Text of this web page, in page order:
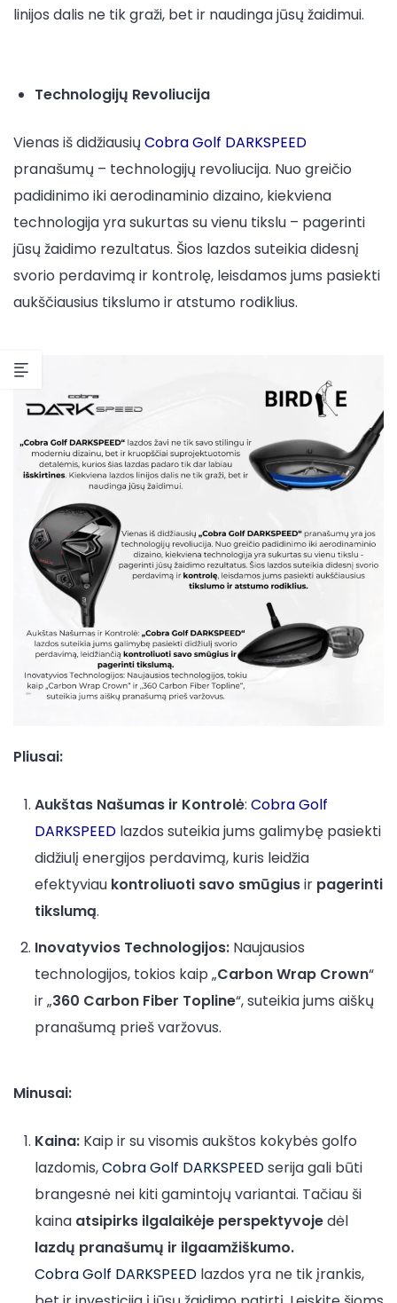
linijos dalis ne tik graži, bet ir naudinga jūsų žaidimui.
Technologijų Revoliucija
Vienas iš didžiausių Cobra Golf DARKSPEED
pranašumų – technologijų revoliucija. Nuo greičio
padidinimo iki aerodinaminio dizaino, kiekviena
technologija yra sukurtas su vienu tikslu – pagerinti
jūsų žaidimo rezultatus. Šios lazdos suteikia didesnį
svorio perdavimą ir kontrolę, leisdamos jums pasiekti
aukščiausius tikslumo ir atstumo rodiklius.
Pliusai:
Aukštas Našumas ir Kontrolė: Cobra Golf
DARKSPEED lazdos suteikia jums galimybę pasiekti
didžiulį energijos perdavimą, kuris leidžia
efektyviau kontroliuoti savo smūgiusir pagerinti
tikslumą.
Inovatyvios Technologijos: Naujausios
technologijos, tokios kaip „Carbon Wrap Crown“
ir „360 Carbon Fiber Topline“, suteikia jums aiškų
pranašumą prieš varžovus.
Minusai:
Kaina: Kaip ir su visomis aukštos kokybės golfo
lazdomis,Cobra Golf DARKSPEEDserija gali būti
brangesnė nei kiti gamintojų variantai. Tačiau ši
kaina atsipirks ilgalaikėje perspektyvojedėl
lazdų pranašumų ir ilgaamžiškumo.
Cobra Golf DARKSPEED lazdos yra ne tik įrankis,